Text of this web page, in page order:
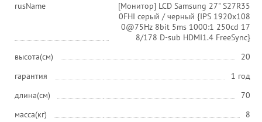
rusName
[Монитор] LCD Samsung 27" S27R35
0FHI серый / черный {IPS 1920x108
0@75Hz 8bit 5ms 1000:1 250cd 17
8/178 D-sub HDMI1.4 FreeSync}
высота(см)
20
гарантия
1 год
длина(см)
70
масса(кг)
8